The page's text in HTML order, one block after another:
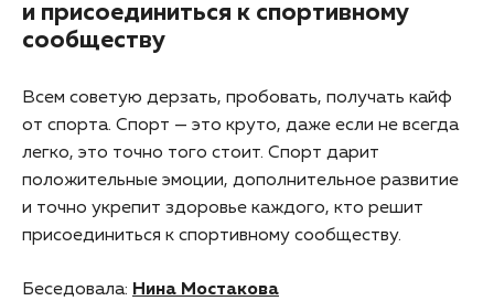
и присоединиться к спортивному
сообществу
Всем советую дерзать, пробовать, получать кайф
от спорта. Спорт — это круто, даже если не всегда
легко, это точно того стоит. Спорт дарит
положительные эмоции, дополнительное развитие
и точно укрепит здоровье каждого, кто решит
присоединиться к спортивному сообществу.
Беседовала: Нина Мостакова